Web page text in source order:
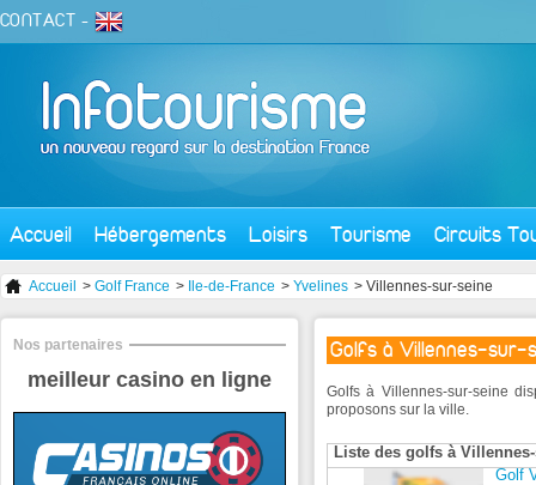
CONTACT -
Accueil Hébergements Loisirs Tourisme Circuits
Accueil > Golf France > Ile-de-France > Yvelines > Villennes-sur-seine
Golfs à Villennes-sur-
Golfs à Villennes-sur-seine
proposons sur la ville.
Liste des golfs à
Golf
Nos partenaires
meilleur casino en ligne